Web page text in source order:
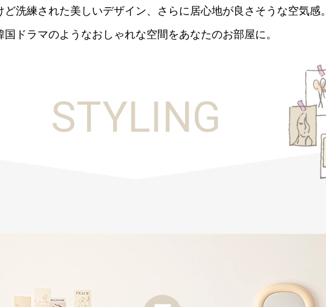
洗練された美しいデザイン、 さらに居心地が良さそうな空気感。
国ドラマのようなおしゃれな空間をあなたのお部屋に。
STYLING